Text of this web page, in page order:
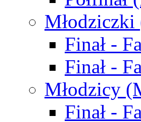
Finał -
Finał -
Młodzicy
Finał -